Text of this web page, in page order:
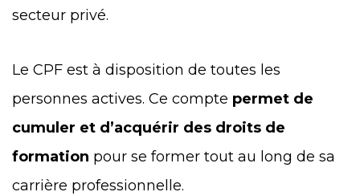
secteur privé.
Le CPF est à disposition de toutes les
personnes actives. Ce compte permet de
cumuler et d’acquérir des droits de
formation pour se former tout au long de sa
carrière professionnelle.